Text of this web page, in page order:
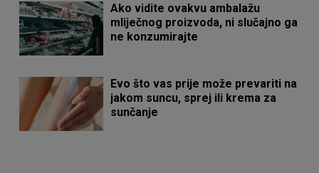
Ako vidite ovakvu ambalažu
mliječnog proizvoda, ni slučajno ga
ne konzumirajte
Evo što vas prije može prevariti na
jakom suncu, sprej ili krema za
sunčanje